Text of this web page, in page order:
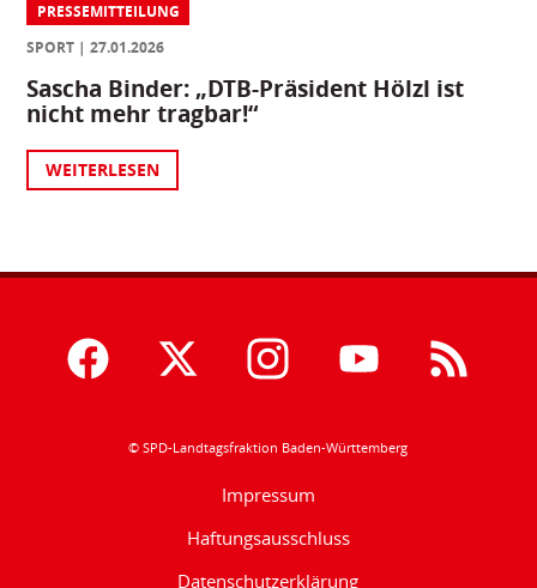
PRESSEMITTEILUNG
SPORT
27.01.2026
Sascha Binder: „DTB-Präsident Hölzl ist
nicht mehr tragbar!“
WEITERLESEN
© SPD-Landtagsfraktion Baden-Württemberg
Impressum
Haftungsausschluss
Datenschutzerklärung